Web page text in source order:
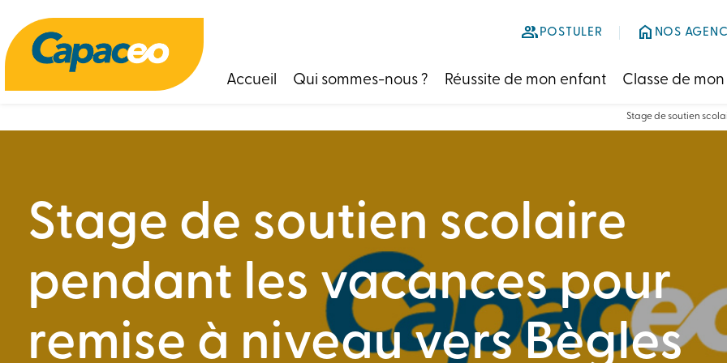
group POSTULER home NOS
Accueil Qui sommes-nous ? Réussite de mon enfant Classe de
Stage de soutien
Stage de soutien scolaire
pendant les vacances pour
remise à niveau vers Bègles